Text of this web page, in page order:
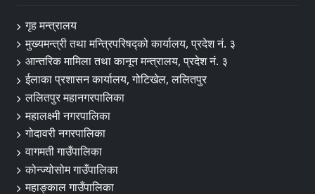
गृह मन्त्रालय
मुख्यमन्त्री तथा मन्त्रिपरिषद्को कार्यालय, प्रदेश नं. ३
आन्तरिक मामिला तथा कानून मन्त्रालय, प्रदेश नं. ३
ईलाका प्रशासन कार्यालय, गोटिखेल, ललितपुर
ललितपुर महानगरपालिका
महालक्ष्मी नगरपालिका
गोदावरी नगरपालिका
वागमती गाउँपालिका
कोन्ज्योसोम गाउँपालिका
महाङ्काल गाउँपालिका